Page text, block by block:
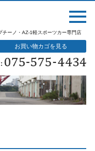
ーノ・AZ-1軽スポーツカー専門店
お買い物カゴを見る